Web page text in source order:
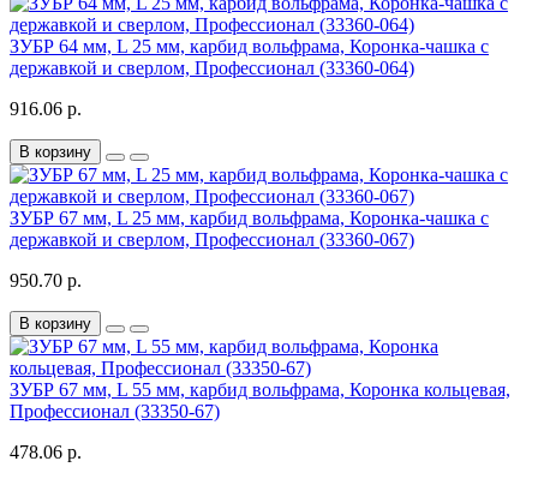
ЗУБР 64 мм, L 25 мм, карбид вольфрама, Коронка-чашка с
державкой и сверлом, Профессионал (33360-064)
916.06 р.
В корзину
ЗУБР 67 мм, L 25 мм, карбид вольфрама, Коронка-чашка с
державкой и сверлом, Профессионал (33360-067)
950.70 р.
В корзину
ЗУБР 67 мм, L 55 мм, карбид вольфрама, Коронка кольцевая,
Профессионал (33350-67)
478.06 р.